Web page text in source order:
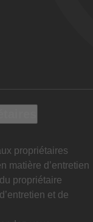
propriétaires
matière d’entretien
propriétaire
et de